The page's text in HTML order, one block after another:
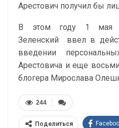
Арестович получил бы
В этом году 1 мая
Зеленский ввел в
введении
Арестовича и еще
блогера Мирослава
244
Поделиться